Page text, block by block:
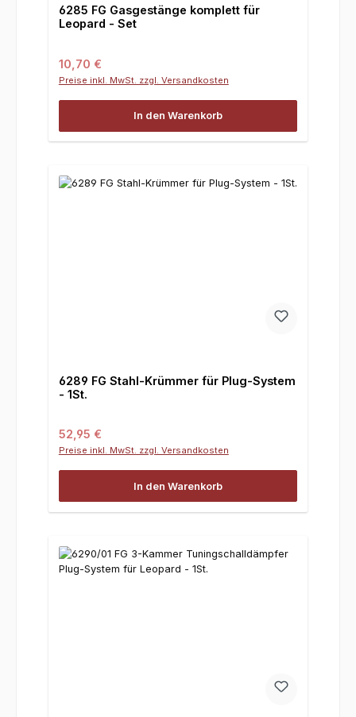
6285 FG Gasgestänge komplett für
Leopard - Set
Regulärer Preis:
10,70 €
Preise inkl. MwSt. zzgl. Versandkosten
In den Warenkorb
6289 FG Stahl-Krümmer für Plug-System
- 1St.
Regulärer Preis:
52,95 €
Preise inkl. MwSt. zzgl. Versandkosten
In den Warenkorb